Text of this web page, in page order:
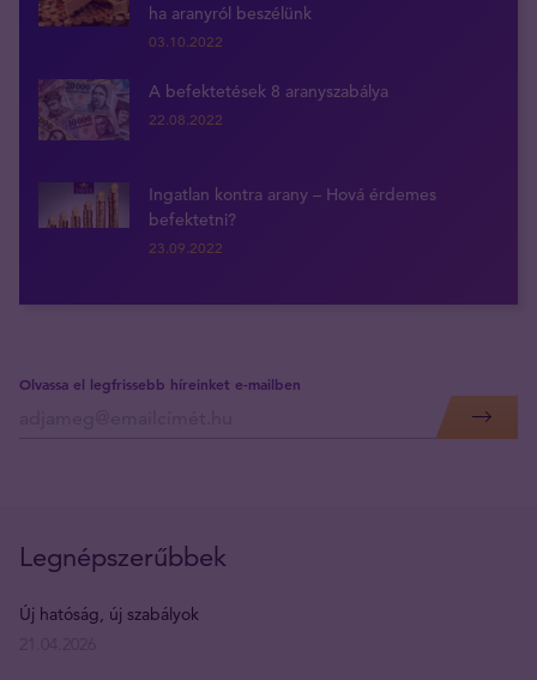
ha aranyról beszélünk
03.10.2022
A befektetések 8 aranyszabálya
22.08.2022
Ingatlan kontra arany – Hová érdemes
befektetni?
23.09.2022
Olvassa el legfrissebb híreinket e-mailben
Legnépszerűbbek
Új hatóság, új szabályok